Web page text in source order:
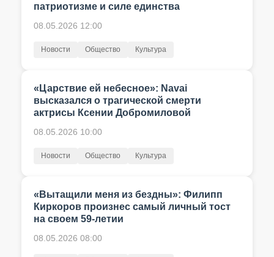
патриотизме и силе единства
08.05.2026 12:00
Новости Общество Культура
«Царствие ей небесное»: Navai
высказался о трагической смерти
актрисы Ксении Добромиловой
08.05.2026 10:00
Новости Общество Культура
«Вытащили меня из бездны»: Филипп
Киркоров произнес самый личный тост
на своем 59-летии
08.05.2026 08:00